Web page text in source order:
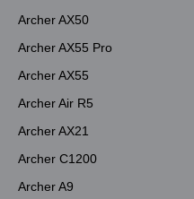
Archer AX50
Archer AX55 Pro
Archer AX55
Archer Air R5
Archer AX21
Archer C1200
Archer A9